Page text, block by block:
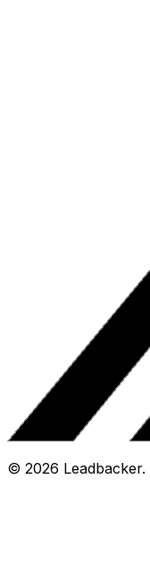
© 2026 Leadbacker.